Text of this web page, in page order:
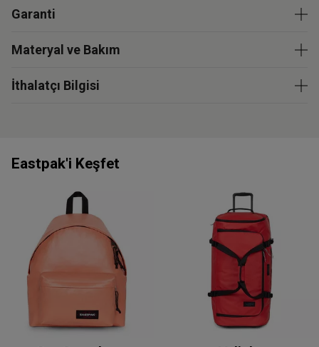
Garanti
Materyal ve Bakım
İthalatçı Bilgisi
Eastpak'i Keşfet